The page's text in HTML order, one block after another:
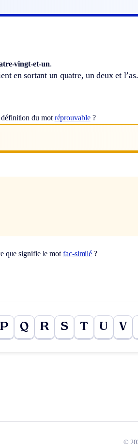
vingt-et-un.
en sortant un quatre, un deux et l’as.
du mot réprouvable?
que signifie le mot fac-similé ?
P Q R S T U V
©